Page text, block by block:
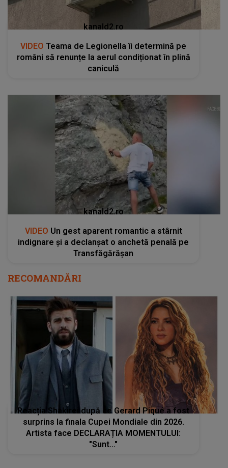
kanald2.ro
VIDEO Teama de Legionella îi determină pe
români să renunțe la aerul condiționat în plină
caniculă
kanald2.ro
VIDEO Un gest aparent romantic a stârnit
indignare și a declanșat o anchetă penală pe
Transfăgărășan
RECOMANDĂRI
Reacția Shakirei după ce Gerard Piqué a fost
surprins la finala Cupei Mondiale din 2026.
Artista face DECLARAȚIA MOMENTULUI:
"Sunt..."